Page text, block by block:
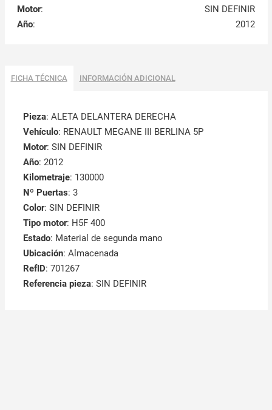
Motor:
SIN DEFINIR
Año: 2012
FICHA TÉCNICA INFORMACIÓN ADICIONAL
Pieza: ALETA DELANTERA DERECHA
Vehículo: RENAULT MEGANE III BERLINA 5P
Motor: SIN DEFINIR
Año: 2012
Kilometraje: 130000
Nº Puertas: 3
Color: SIN DEFINIR
Tipo motor: H5F 400
Estado: Material de segunda mano
Ubicación: Almacenada
RefID: 701267
Referencia pieza: SIN DEFINIR